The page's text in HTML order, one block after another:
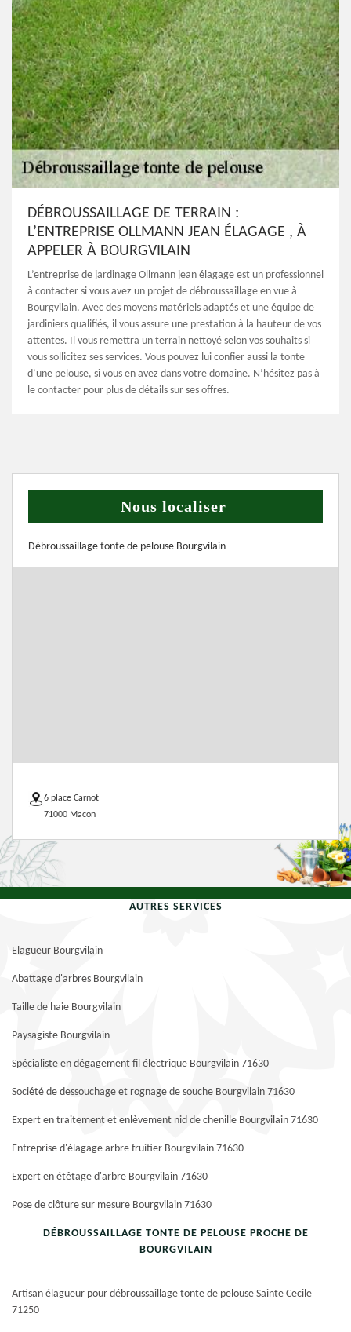
DÉBROUSSAILLAGE DE TERRAIN :
L’ENTREPRISE OLLMANN JEAN ÉLAGAGE , À
APPELER À BOURGVILAIN
L’entreprise de jardinage Ollmann jean élagage est un professionnel
à contacter si vous avez un projet de débroussaillage en vue à
Bourgvilain. Avec des moyens matériels adaptés et une équipe de
jardiniers qualifiés, il vous assure une prestation à la hauteur de vos
attentes. Il vous remettra un terrain nettoyé selon vos souhaits si
vous sollicitez ses services. Vous pouvez lui confier aussi la tonte
d’une pelouse, si vous en avez dans votre domaine. N’hésitez pas à
le contacter pour plus de détails sur ses offres.
Nous localiser
Débroussaillage tonte de pelouse Bourgvilain
6 place Carnot
71000 Macon
AUTRES SERVICES
Elagueur Bourgvilain
Abattage d'arbres Bourgvilain
Taille de haie Bourgvilain
Paysagiste Bourgvilain
Spécialiste en dégagement fil électrique Bourgvilain 71630
Société de dessouchage et rognage de souche Bourgvilain 71630
Expert en traitement et enlèvement nid de chenille Bourgvilain 71630
Entreprise d'élagage arbre fruitier Bourgvilain 71630
Expert en étêtage d'arbre Bourgvilain 71630
Pose de clôture sur mesure Bourgvilain 71630
DÉBROUSSAILLAGE TONTE DE PELOUSE PROCHE DE
BOURGVILAIN
Artisan élagueur pour débroussaillage tonte de pelouse Sainte Cecile
71250